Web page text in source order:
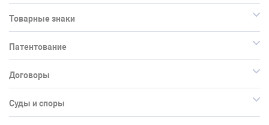
Товарные знаки
Патентование
Договоры
Суды и споры